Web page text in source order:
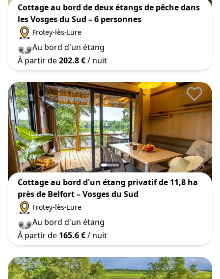
Cottage au bord de deux étangs de pêche dans
les Vosges du Sud – 6 personnes
Frotey-lès-Lure
Au bord d'un étang
À partir de202.8 €/ nuit
Cottage au bord d'un étang privatif de 11,8 ha
près de Belfort – Vosges du Sud
Frotey-lès-Lure
Au bord d'un étang
À partir de 165.6 €/ nuit